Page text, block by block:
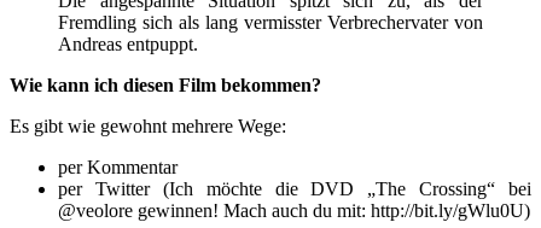
Fremdling sich als lang vermisster Verbrechervater von
Andreas entpuppt.
Wie kann ich diesen Film bekommen?
Es gibt wie gewohnt mehrere Wege:
per Kommentar
per Twitter (Ich möchte die DVD „The Crossing“ bei
@veolore gewinnen! Mach auch du mit: http://bit.ly/gWlu0U)